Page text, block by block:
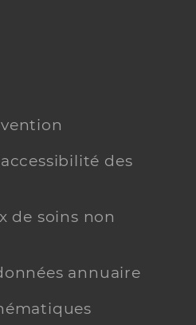
des
de soins non
annuaire